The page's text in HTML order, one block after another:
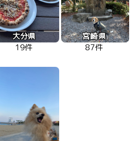
大分県
19件
宮崎県
87件